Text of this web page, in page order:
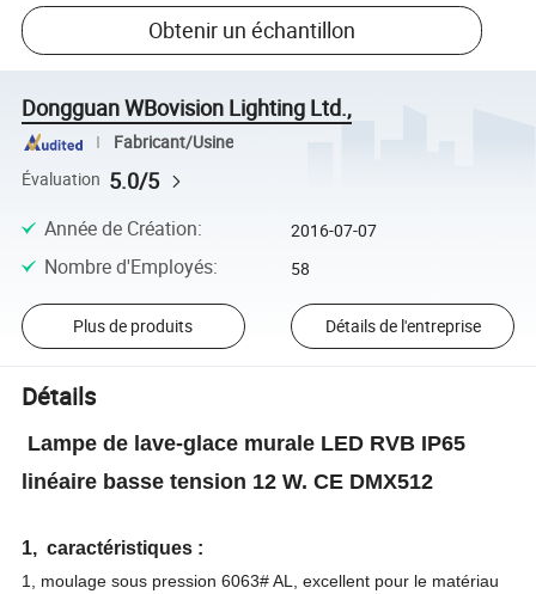
Obtenir un échantillon
Dongguan WBovision Lighting Ltd.,
Fabricant/Usine
Évaluation 5.0/5
Année de Création: 2016-07-07
Nombre d'Employés: 58
Plus de produits Détails de l'entreprise
Détails
Lampe de lave-glace murale LED RVB IP65
linéaire basse tension 12 W. CE DMX512
1, caractéristiques :
1, moulage sous pression 6063# AL, excellent pour le matériau